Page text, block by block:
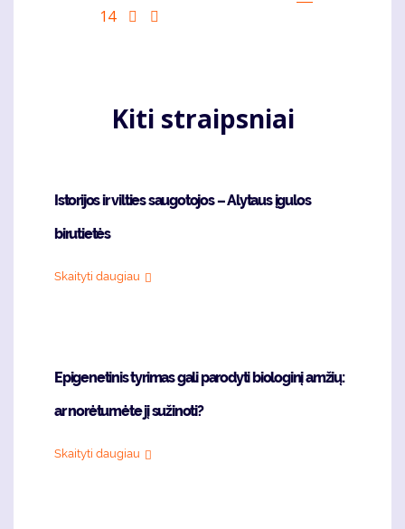
pagepuslapis
Puslapis
14
Sekantis
Kiti straipsniai
Istorijos ir vilties saugotojos – Alytaus įgulos
birutietės
Skaityti daugiau
Epigenetinis tyrimas gali parodyti biologinį amžių:
ar norėtumėte jį sužinoti?
Skaityti daugiau